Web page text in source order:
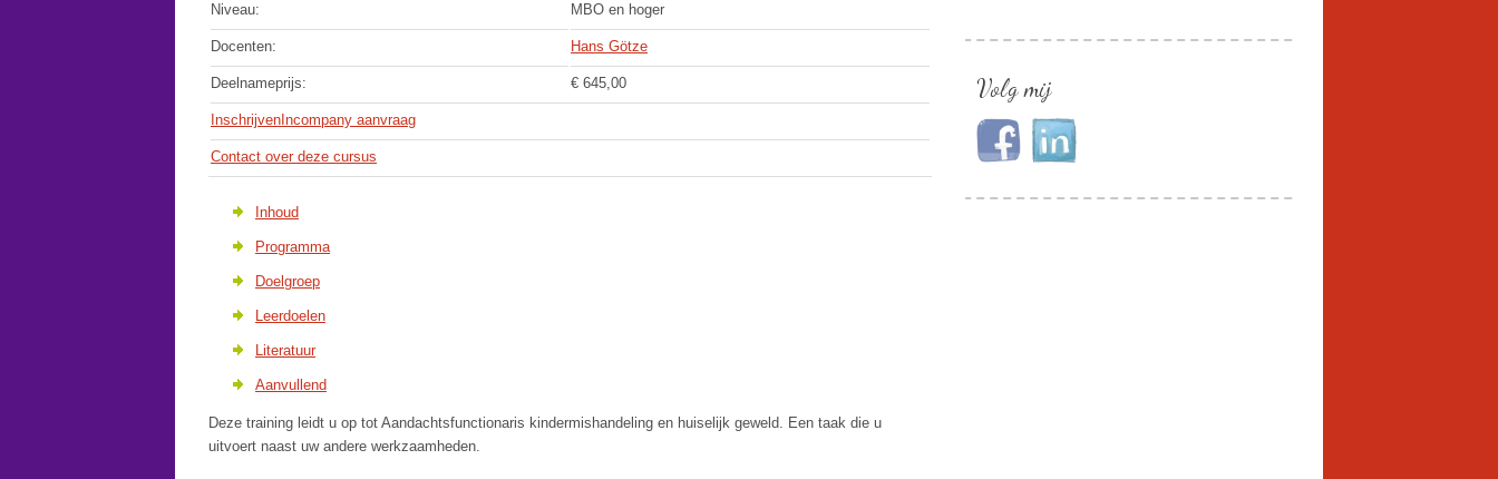
Niveau: MBO en hoger
Docenten: Hans Götze
Deelnameprijs: € 645,00
Inschrijven Incompany aanvraag
Contact over deze cursus
Inhoud
Programma
Doelgroep
Leerdoelen
Literatuur
Aanvullend
Deze training leidt u op tot Aandachtsfunctionaris kindermishandeling en huiselijk geweld. Een taak die u
uitvoert naast uw andere werkzaamheden.
Volg mij